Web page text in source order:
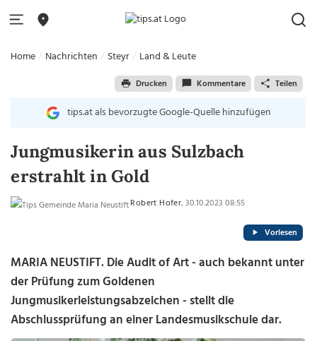
Home Nachrichten Steyr Land & Leute
Drucken Kommentare Teilen
tips.at als bevorzugte Google-Quelle hinzufügen
Jungmusikerin aus Sulzbach
erstrahlt in Gold
Robert Hofer, 30.10.2023 08:55
Vorlesen
MARIA NEUSTIFT. Die Audit of Art - auch bekannt unter
der Prüfung zum Goldenen
Jungmusikerleistungsabzeichen - stellt die
Abschlussprüfung an einer Landesmusikschule dar.